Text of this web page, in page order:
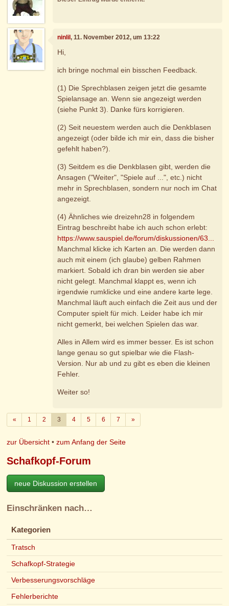
ninlil, 11. November 2012, um 13:22
Hi,
ich bringe nochmal ein bisschen Feedback.
(1) Die Sprechblasen zeigen jetzt die gesamte
Spielansage an. Wenn sie angezeigt werden
(siehe Punkt 3). Danke fürs korrigieren.
(2) Seit neuestem werden auch die Denkblasen
angezeigt (oder bilde ich mir ein, dass die bisher
gefehlt haben?).
(3) Seitdem es die Denkblasen gibt, werden die
Ansagen ("Weiter", "Spiele auf ...", etc.) nicht
mehr in Sprechblasen, sondern nur noch im Chat
angezeigt.
(4) Ähnliches wie dreizehn28 in folgendem
Eintrag beschreibt habe ich auch schon erlebt:
https://www.sauspiel.de/forum/diskussionen/63...
Manchmal klicke ich Karten an. Die werden dann
auch mit einem (ich glaube) gelben Rahmen
markiert. Sobald ich dran bin werden sie aber
nicht gelegt. Manchmal klappt es, wenn ich
irgendwie rumklicke und eine andere karte lege.
Manchmal läuft auch einfach die Zeit aus und der
Computer spielt für mich. Leider habe ich mir
nicht gemerkt, bei welchen Spielen das war.
Alles in Allem wird es immer besser. Es ist schon
lange genau so gut spielbar wie die Flash-
Version. Nur ab und zu gibt es eben die kleinen
Fehler.
Weiter so!
«Zurück
1 2 3 4 5 6 7 »Weiter
zur Übersicht •zum Anfang der Seite
Schafkopf-Forum
neue Diskussion erstellen
Einschränken nach…
Kategorien
Tratsch
Schafkopf-Strategie
Verbesserungsvorschläge
Fehlerberichte